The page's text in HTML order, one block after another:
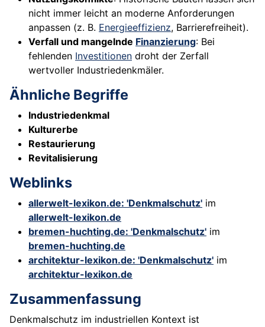
nicht immer leicht an moderne Anforderungen
anpassen (z. B. Energieeffizienz, Barrierefreiheit).
Verfall und mangelnde Finanzierung: Bei
fehlenden Investitionen droht der Zerfall
wertvoller Industriedenkmäler.
Ähnliche Begriffe
Industriedenkmal
Kulturerbe
Restaurierung
Revitalisierung
Weblinks
allerwelt-lexikon.de: 'Denkmalschutz' im
allerwelt-lexikon.de
bremen-huchting.de: 'Denkmalschutz' im
bremen-huchting.de
architektur-lexikon.de: 'Denkmalschutz' im
architektur-lexikon.de
Zusammenfassung
Denkmalschutz im industriellen Kontext ist